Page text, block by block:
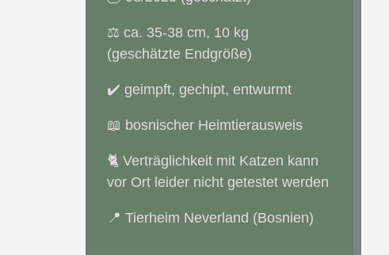
⚖️ ca. 35-38 cm, 10 kg
(geschätzte Endgröße)
✔️ geimpft, gechipt, entwurmt
📖 bosnischer Heimtierausweis
🐈 Verträglichkeit mit Katzen kann
vor Ort leider nicht getestet werden
📍 Tierheim Neverland (Bosnien)